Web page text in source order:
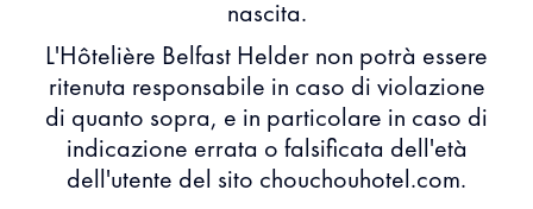
nascita.
L'Hôtelière Belfast Helder non potrà essere
ritenuta responsabile in caso di violazione
di quanto sopra, e in particolare in caso di
indicazione errata o falsificata dell'età
dell'utente del sito chouchouhotel.com.